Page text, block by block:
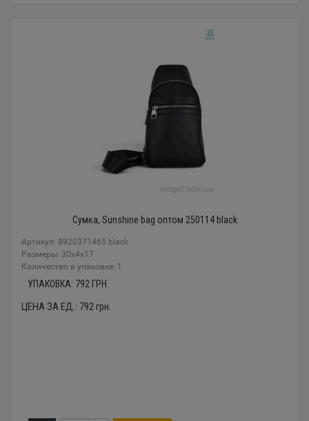
Сумка, Sunshine bag оптом 250114 black
Артикул: 8920371465 black
Размеры: 30x4x17
Количество в упаковке: 1
УПАКОВКА: 792 ГРН.
ЦЕНА ЗА ЕД.: 792грн.